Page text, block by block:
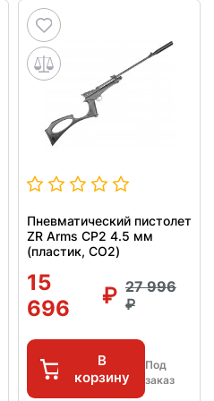
Пневматический пистолет
ZR Arms CP2 4.5 мм
(пластик, CO2)
15
696
27 996
В
корзину
Под
заказ